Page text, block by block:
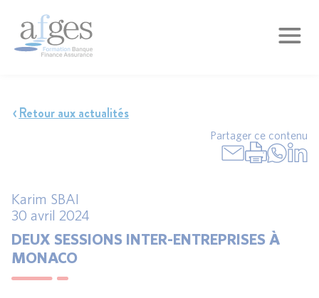
Retour aux actualités
Partager ce contenu
Karim SBAI
30 avril 2024
DEUX SESSIONS INTER-ENTREPRISES À
MONACO